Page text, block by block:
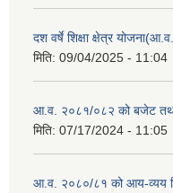
दश वर्षे शिक्षा क्षेत्र
मिति: 09/04/2025 - 11:04
आ.व. २०८१/०८२ को बजेट
मिति: 07/17/2024 - 11:05
आ.व. २०८०/८१ को आय-व्यय